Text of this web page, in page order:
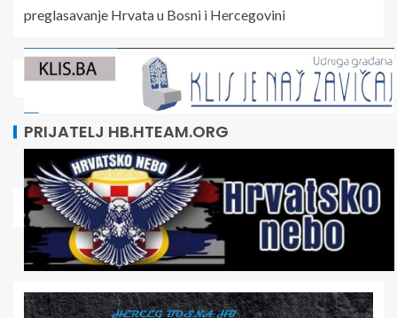
preglasavanje Hrvata u Bosni i Hercegovini
PRIJATELJ HB.HTEAM.ORG